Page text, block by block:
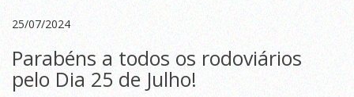
25/07/2024
Parabéns a todos os rodoviários
pelo Dia 25 de Julho!